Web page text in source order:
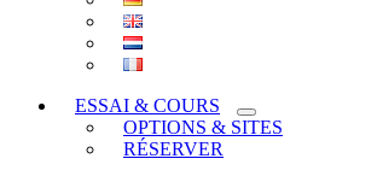
ESSAI & COURS
OPTIONS & SITES
RÉSERVER